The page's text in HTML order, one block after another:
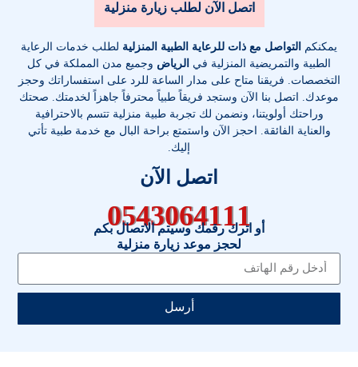
اتصل الآن لطلب زيارة منزلية
يمكنكم التواصل مع ذات للرعاية الطبية المنزلية لطلب خدمات الرعاية
الطبية والتمريضية المنزلية في الرياض وجميع مدن المملكة في كل
التخصصات. فريقنا متاح على مدار الساعة للرد على استفساراتك وحجز
موعدك. اتصل بنا الآن وستجد فريقاً طبياً محترفاً جاهزاً لخدمتك. صحتك
وراحتك أولويتنا، ونضمن لك تجربة طبية منزلية تتسم بالاحترافية
والعناية الفائقة. احجز الآن واستمتع براحة البال مع خدمة طبية تأتي
إليك.
اتصل الآن
0543064111
أو اترك رقمك وسيتم الاتصال بكم
لحجز موعد زيارة منزلية
أرسل